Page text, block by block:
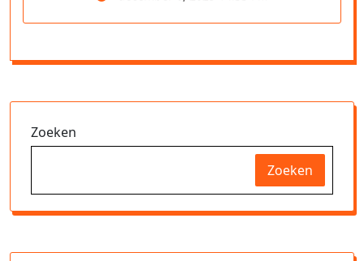
Zoeken
Zoeken